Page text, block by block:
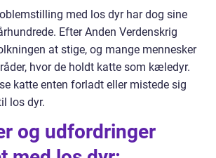
med los dyr har dog sine
Efter Anden Verdenskrig
at stige, og mange mennesker
hvor de holdt katte som kæledyr.
katte enten forladt eller mistede sig
los dyr.
og udfordringer